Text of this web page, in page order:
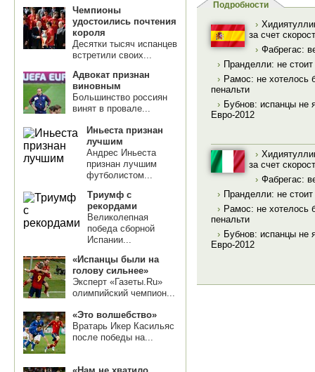
Чемпионы
удостоились почтения
короля
Десятки тысяч испанцев
встретили своих...
Адвокат признан
виновным
Большинство россиян
винят в провале...
Иньеста признан
лучшим
Андрес Иньеста
признан лучшим
футболистом...
Триумф с
рекордами
Великолепная
победа сборной
Испании...
«Испанцы были на
голову сильнее»
Эксперт «Газеты.Ru»
олимпийский чемпион...
«Это волшебство»
Вратарь Икер Касильяс
после победы на...
Подробности
›
за счет
› Фабрегас:
› Пранделли: не
› Рамос: не хотелось
пенальти
› Бубнов: испанцы не
Евро-2012
›
за счет
› Фабрегас:
› Пранделли: не
› Рамос: не хотелось
пенальти
› Бубнов: испанцы не
Евро-2012